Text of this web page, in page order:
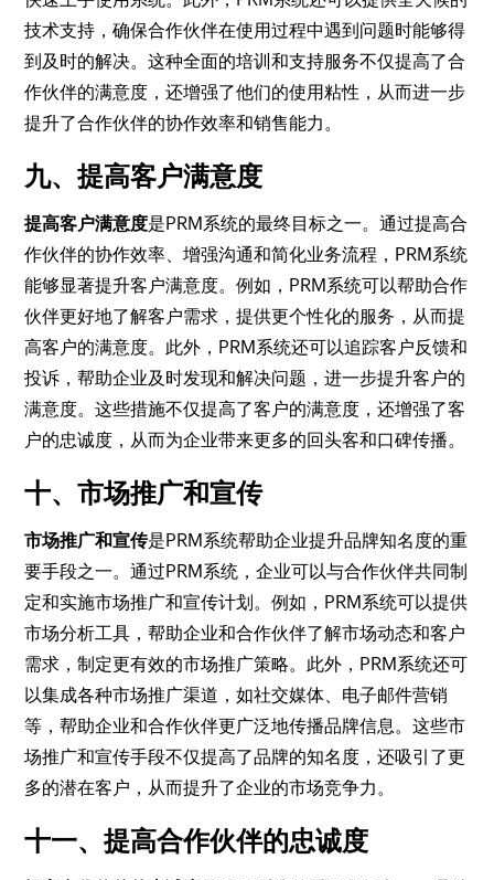
技术支持，确保合作伙伴在使用过程中遇到问题时能够得
到及时的解决。这种全面的培训和支持服务不仅提高了合
作伙伴的满意度，还增强了他们的使用粘性，从而进一步
提升了合作伙伴的协作效率和销售能力。
九、提高客户满意度
提高客户满意度是PRM系统的最终目标之一。通过提高合
作伙伴的协作效率、增强沟通和简化业务流程，PRM系统
能够显著提升客户满意度。例如，PRM系统可以帮助合作
伙伴更好地了解客户需求，提供更个性化的服务，从而提
高客户的满意度。此外，PRM系统还可以追踪客户反馈和
投诉，帮助企业及时发现和解决问题，进一步提升客户的
满意度。这些措施不仅提高了客户的满意度，还增强了客
户的忠诚度，从而为企业带来更多的回头客和口碑传播。
十、市场推广和宣传
市场推广和宣传是PRM系统帮助企业提升品牌知名度的重
要手段之一。通过PRM系统，企业可以与合作伙伴共同制
定和实施市场推广和宣传计划。例如，PRM系统可以提供
市场分析工具，帮助企业和合作伙伴了解市场动态和客户
需求，制定更有效的市场推广策略。此外，PRM系统还可
以集成各种市场推广渠道，如社交媒体、电子邮件营销
等，帮助企业和合作伙伴更广泛地传播品牌信息。这些市
场推广和宣传手段不仅提高了品牌的知名度，还吸引了更
多的潜在客户，从而提升了企业的市场竞争力。
十一、提高合作伙伴的忠诚度